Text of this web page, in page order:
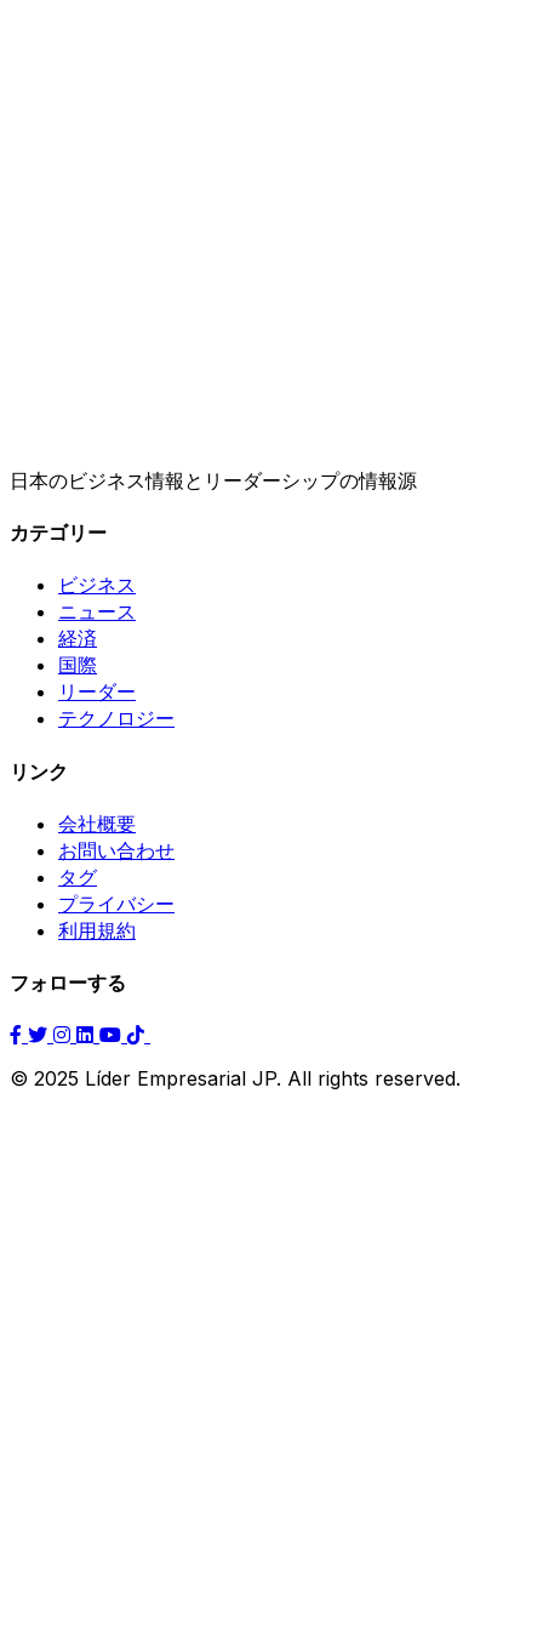
日本のビジネス情報とリーダーシップの情報源
カテゴリー
ビジネス
ニュース
経済
国際
リーダー
テクノロジー
リンク
会社概要
お問い合わせ
タグ
プライバシー
利用規約
フォローする
© 2025 Líder Empresarial JP. All rights reserved.